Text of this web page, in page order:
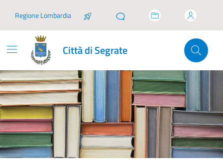
Regione Lombardia
Città di Segrate